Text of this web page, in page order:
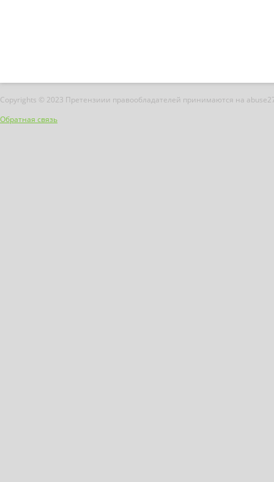
Copyrights © 2023 Претензиии правообладателей принимаются на
Обратная связь